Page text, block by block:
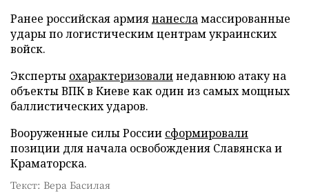
Ранее российская армиянанесламассированные
удары по логистическим центрам украинских
войск.
Эксперты охарактеризовалинедавнюю атаку на
объекты ВПК в Киеве как один из самых мощных
баллистических ударов.
Вооруженные силы России сформировали
позиции для начала освобождения Славянска и
Краматорска.
Текст: Вера Басилая